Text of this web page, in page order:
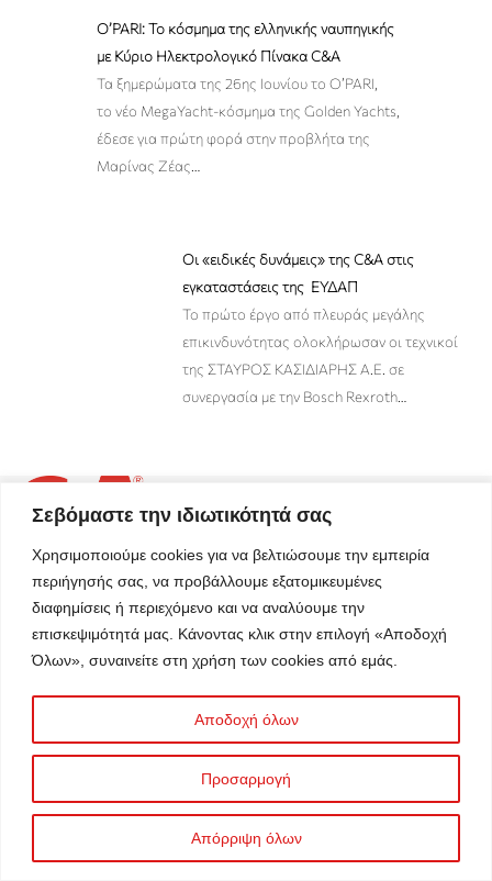
Σεβόμαστε την ιδιωτικότητά σας
Χρησιμοποιούμε cookies για να βελτιώσουμε την εμπειρία
περιήγησής σας, να προβάλλουμε εξατομικευμένες
διαφημίσεις ή περιεχόμενο και να αναλύουμε την
επισκεψιμότητά μας. Κάνοντας κλικ στην επιλογή «Αποδοχή
Όλων», συναινείτε στη χρήση των cookies από εμάς.
Προσαρμογή
Απόρριψη όλων
Αποδοχή όλων
O’PARI: Το κόσμημα της ελληνικής ναυπηγικής
με Κύριο Ηλεκτρολογικό Πίνακα C&A
Τα ξημερώματα της 26ης Ιουνίου το O’PARI,
το νέο MegaYacht-κόσμημα της Golden Yachts,
έδεσε για πρώτη φορά στην προβλήτα της
Μαρίνας Ζέας
Οι «ειδικές δυνάμεις» της C&A στις
εγκαταστάσεις της ΕΥΔΑΠ
Το πρώτο έργο από πλευράς μεγάλης
επικινδυνότητας ολοκλήρωσαν οι τεχνικοί
της ΣΤΑΥΡΟΣ ΚΑΣΙΔΙΑΡΗΣ Α.Ε. σε
συνεργασία με την Bosch Rexroth
Αγχιάλου 97 & Αιγάλεω 73, Πειραιάς
+30 210 4636000
shop.kassidiaris.gr